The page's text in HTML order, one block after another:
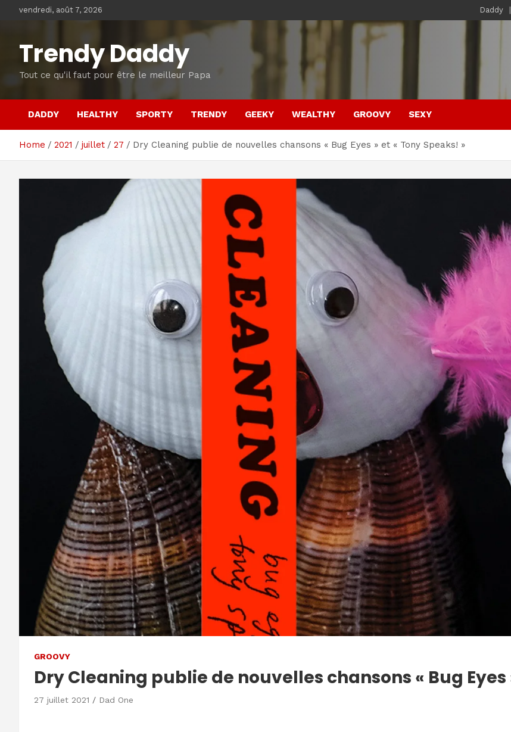
vendredi, août 7, 2026 Daddy
Trendy Daddy
Tout ce qu'il faut pour être le meilleur Papa
DADDY HEALTHY SPORTY TRENDY GEEKY WEALTHY GROOVY SEXY
Home 2021 juillet 27 Dry Cleaning publie de nouvelles chansons « Bug Eyes » et « Tony Speaks! »
GROOVY
Dry Cleaning publie de nouvelles chansons « Bug Eyes
27 juillet 2021 Dad One